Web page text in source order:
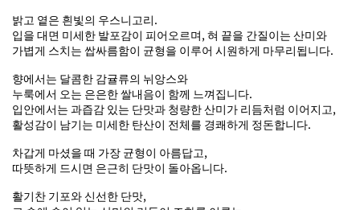
밝고 옅은 흰빛의 우스니고리.
입을 대면 미세한 발포감이 피어오르며, 혀 끝을 간질이는 산미와
가볍게 스치는 쌉싸름함이 균형을 이루어 시원하게 마무리됩니다.
향에서는 달콤한 감귤류의 뉘앙스와
누룩에서 오는 은은한 쌀내음이 함께 느껴집니다.
입안에서는 과즙감 있는 단맛과 청량한 산미가 리듬처럼 이어지고,
활성감이 남기는 미세한 탄산이 전체를 경쾌하게 정돈합니다.
차갑게 마셨을 때 가장 균형이 아름답고,
따뜻하게 드시면 은근히 단맛이 돌아옵니다.
활기찬 기포와 신선한 단맛,